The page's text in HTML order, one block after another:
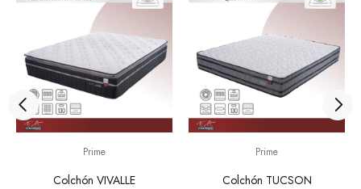
Prime
Colchón VIVALLE
Prime
Colchón TUCSON